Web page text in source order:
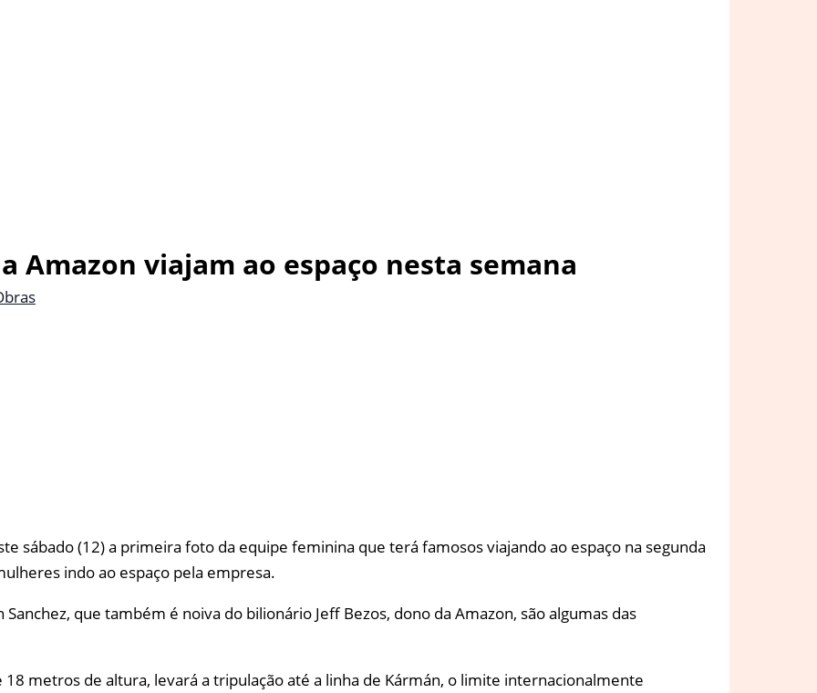
Amazon viajam ao espaço nesta semana
sábado (12) a primeira foto da equipe feminina que terá famosos viajando ao espaço na segunda
indo ao espaço pela empresa.
que também é noiva do bilionário Jeff Bezos, dono da Amazon, são algumas das
metros de altura, levará a tripulação até a linha de Kármán, o limite internacionalmente